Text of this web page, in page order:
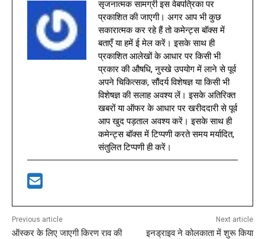
सृजनात्मक सामग्री इस वेबपत्रिका पर
प्रकाशित की जाएगी। अगर आप भी कुछ
सकारात्मक कर रहे हैं तो कमेन्ट्स बॉक्स में
बताएँ या हमें ई मेल करें। इसके साथ ही
प्रकाशित आलेखों के आधार पर किसी भी
प्रकार की औषधि, नुस्खे उपयोग में लाने से पूर्व
अपने चिकित्सक, सौंदर्य विशेषज्ञ या किसी भी
विशेषज्ञ की सलाह अवश्य लें। इसके अतिरिक्त
खबरों या ऑफर के आधार पर खरीददारी से पूर्व
आप खुद पड़ताल अवश्य करें। इसके साथ ही
कमेन्ट्स बॉक्स में टिप्पणी करते समय मर्यादित,
संतुलित टिप्पणी ही करें।
Previous article
ऑस्कर के लिए जाएगी किरण राव की
Next article
इनड्राइव ने कोलकाता में शुरू किया